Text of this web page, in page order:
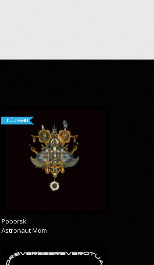
NOUVEAU
Poborsk
Astronaut Mom